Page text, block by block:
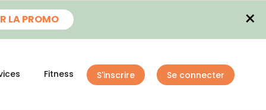
LA PROMO ×
Fitness S'inscrire Se connecter